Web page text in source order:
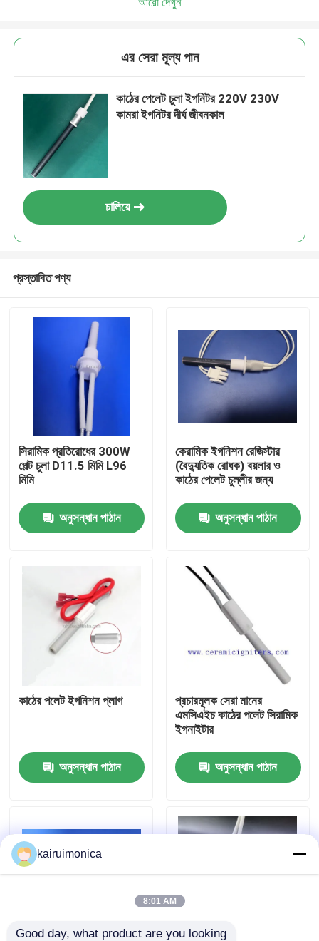
বাড়ি
আমাদের সম্পর্কে
কারখানা ভ্রমণ
যোগাযোগ করুন
উদ্ধৃতির জন্য আবেদন
এর সেরা মূল্য পান
কাঠের পেলেট চুলা ইগনিটর 220V 230V
কামরা ইগনিটর দীর্ঘ জীবনকাল
চালিয়ে
প্রস্তাবিত পণ্য
সিরামিক প্রতিরোধের 300W
পেল্ট চুলা D11.5 মিমি L96
মিমি
অনুসন্ধান পাঠান
কেরামিক ইগনিশন রেজিস্টার
(বৈদ্যুতিক রোধক) বয়লার ও
কাঠের পেলেট চুল্লীর জন্য
অনুসন্ধান পাঠান
কাঠের পলেট ইগনিশন প্লাগ
অনুসন্ধান পাঠান
প্রচারমূলক সেরা মানের
এমসিএইচ কাঠের পলেট সিরামিক
ইগনাইটার
অনুসন্ধান পাঠান
kairuimonica
8:01 AM
Good day, what product are you looking